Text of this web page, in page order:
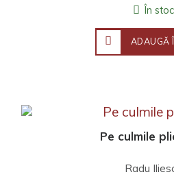
În stoc
ADAUGĂ
Pe culmile
Radu